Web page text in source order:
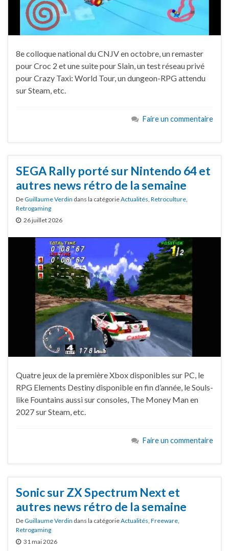
8e colloque national du CNJV en octobre, un remaster
pour Croc 2 et une suite pour Slain, un test réseau privé
pour Crazy Taxi: World Tour, un dungeon-RPG attendu
sur Steam, etc.
Faire un commentaire
SEGA Rally porté sur Nintendo 64 et
autres news rétro de la semaine
DeGuillaume Verdin dans la catégorieActualités Retroculture
Retrogaming
26 juillet 2026
Quatre jeux de la première Xbox disponibles sur PC, le
RPG Elements Destiny disponible en fin d’année, le Souls-
like Fountains aussi sur consoles, The Money Man en
2027 sur Steam, etc.
Faire un commentaire
Sonic sur ZX Spectrum Next et
autres news rétro de la semaine
DeGuillaume Verdin dans la catégorieActualités Freeware
Retrogaming
31 mai 2026